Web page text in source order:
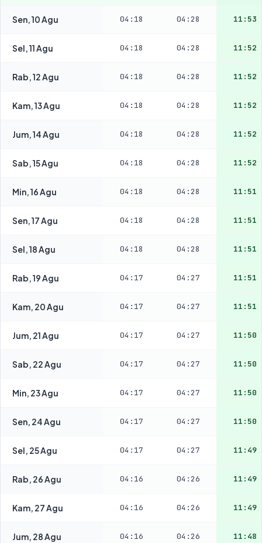
Sen, 10 Agu 04:18 04:28 11:53
Sel, 11 Agu 04:18 04:28 11:52
Rab, 12 Agu 04:18 04:28 11:52
Kam, 13 Agu 04:18 04:28 11:52
Jum, 14 Agu 04:18 04:28 11:52
Sab, 15 Agu 04:18 04:28 11:52
Min, 16 Agu 04:18 04:28 11:51
Sen, 17 Agu 04:18 04:28 11:51
Sel, 18 Agu 04:18 04:28 11:51
Rab, 19 Agu 04:17 04:27 11:51
Kam, 20 Agu 04:17 04:27 11:51
Jum, 21 Agu 04:17 04:27 11:50
Sab, 22 Agu 04:17 04:27 11:50
Min, 23 Agu 04:17 04:27 11:50
Sen, 24 Agu 04:17 04:27 11:50
Sel, 25 Agu 04:17 04:27 11:49
Rab, 26 Agu 04:16 04:26 11:49
Kam, 27 Agu 04:16 04:26 11:49
Jum, 28 Agu 04:16 04:26 11:48